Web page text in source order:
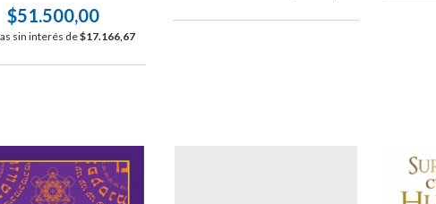
$51.500,00
sin interés de$17.166,67